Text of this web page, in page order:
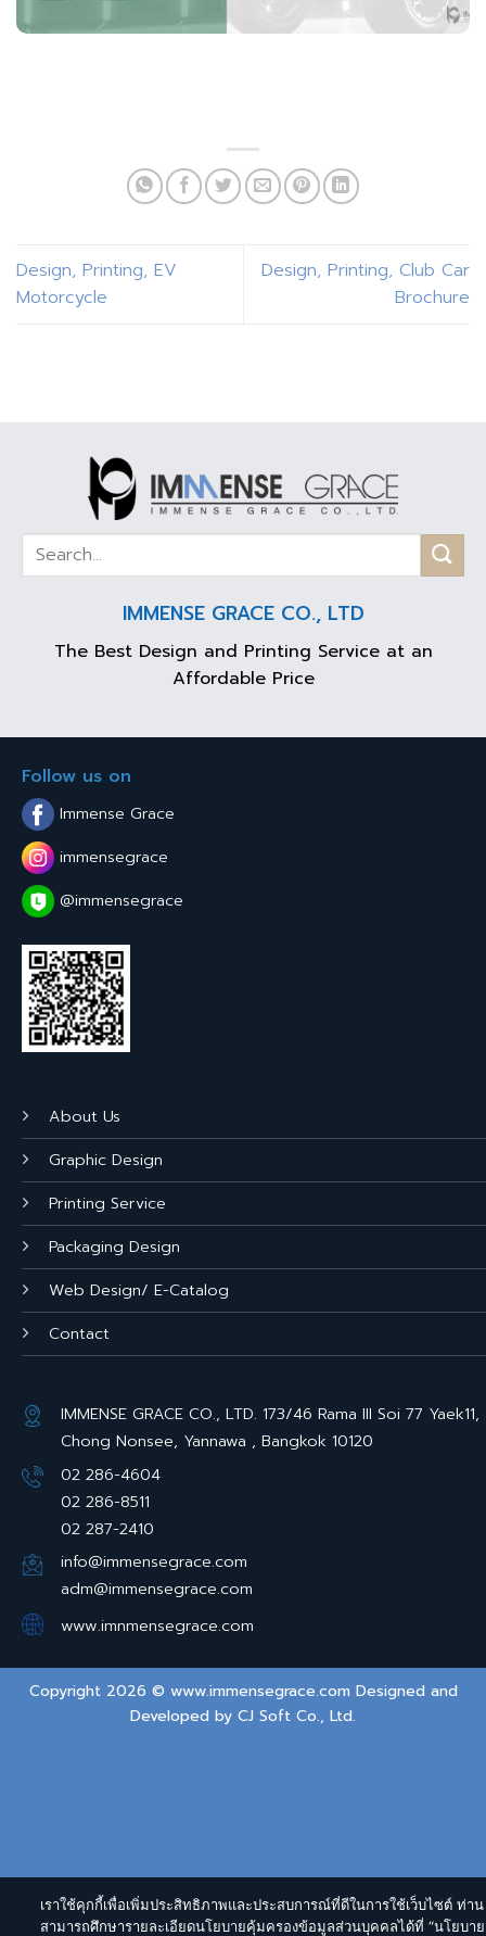
Design, Printing, EV
Motorcycle
Design, Printing, Club Car
Brochure
IMMENSE GRACE CO., LTD
The Best Design and Printing Service at an
Affordable Price
About Us
Graphic Design
Printing Service
Packaging Design
Web Design/ E-Catalog
Contact
IMMENSE GRACE CO., LTD. 173/46 Rama III Soi 77 Yaek11,
Chong Nonsee, Yannawa , Bangkok 10120
02 286-4604
02 286-8511
02 287-2410
info@immensegrace.com
adm@immensegrace.com
www.imnmensegrace.com
Follow us on
Immense Grace
immensegrace
@immensegrace
Copyright 2026 © www.immensegrace.com Designed and
Developed by CJ Soft Co., Ltd.
เราใช้คุกกี้เพื่อเพิ่มประสิทธิภาพและประสบการณ์ที่ดีในการใช้เว็บไซต์ ท่าน
สามารถศึกษารายละเอียดนโยบายคุ้มครองข้อมูลส่วนบุคคลได้ที่ “นโยบาย